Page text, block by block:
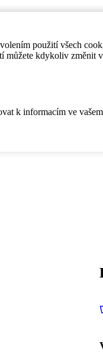
použití všech
můžete kdykoliv změnit v
k informacím ve